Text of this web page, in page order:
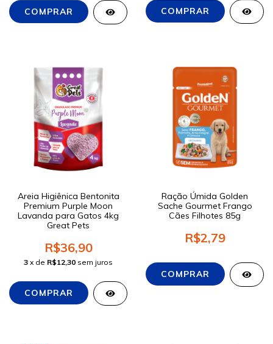
Areia Higiênica Bentonita
Premium Purple Moon
Lavanda para Gatos 4kg
Great Pets
R$36,90
3 x de R$12,30 sem juros
Ração Úmida Golden
Sache Gourmet Frango
Cães Filhotes 85g
R$2,79